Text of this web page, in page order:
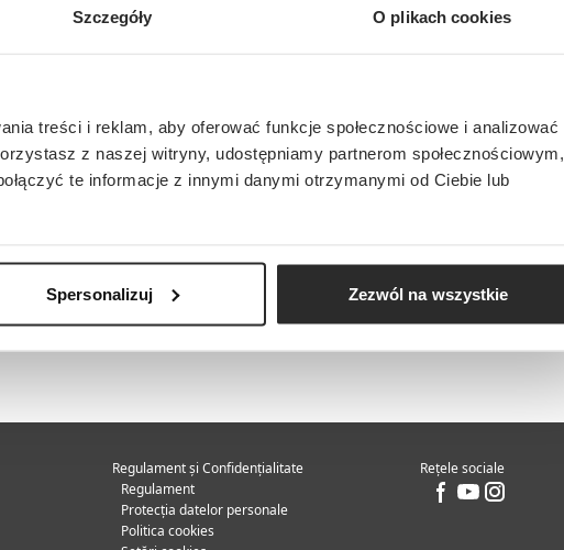
Szczegóły O plikach cookies
treści i reklam, aby oferować funkcje społecznościowe i analizować
z naszej witryny, udostępniamy partnerom społecznościowym,
te informacje z innymi danymi otrzymanymi od Ciebie lub
Spersonalizuj Zezwól na wszystkie
Regulament și Confidențialitate
Regulament
Protecția datelor personale
Politica cookies
Rețele sociale